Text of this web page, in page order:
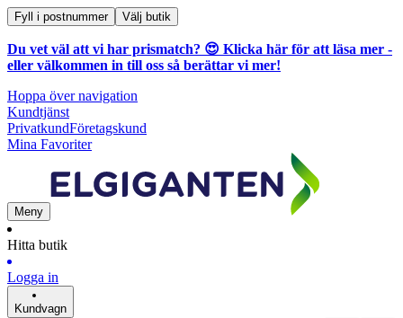
Fyll i postnummer Välj butik
Du vet väl att vi har prismatch? 😍 Klicka här för att läsa mer -
eller välkommen in till oss så berättar vi mer!
Hoppa över navigation
Kundtjänst
PrivatkundFöretagskund
Mina Favoriter
Meny
Hitta butik
Logga in
Kundvagn